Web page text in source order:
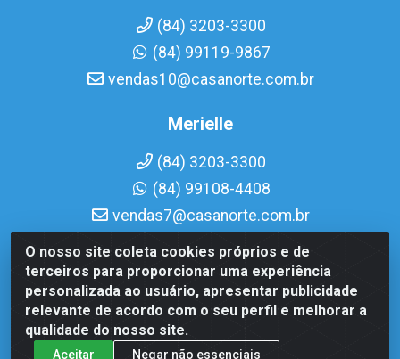
O nosso site coleta cookies próprios e de
terceiros para proporcionar uma experiência
personalizada ao usuário, apresentar publicidade
relevante de acordo com o seu perfil e melhorar a
qualidade do nosso site.
Aceitar Negar não essenciais
(84) 3203-3300
(84) 99119-9867
vendas10@casanorte.com.br
Merielle
(84) 3203-3300
(84) 99108-4408
vendas7@casanorte.com.br
Casa Norte LTDA - Av. Interventor Mário Câmara, 1815 -
Dix-Sept Rosado, Natal/RN - CEP 59054-600 - CNPJ
08.713.513/0001-51